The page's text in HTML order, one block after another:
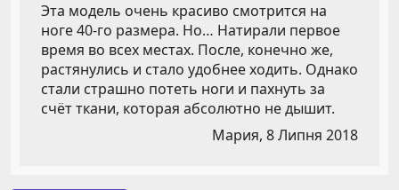
Эта модель очень красиво смотрится на
ноге 40-го размера. Но… Натирали первое
время во всех местах. После, конечно же,
растянулись и стало удобнее ходить. Однако
стали страшно потеть ноги и пахнуть за
счёт ткани, которая абсолютно не дышит.
Мария, 8 Липня 2018